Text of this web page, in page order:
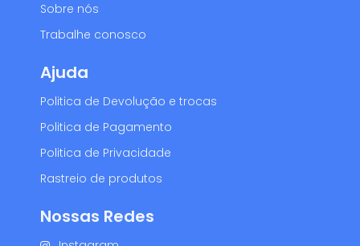
Sobre nós
Trabalhe conosco
Ajuda
Politica de Devolução e trocas
Politica de Pagamento
Politica de Privacidade
Rastreio de produtos
Nossas Redes